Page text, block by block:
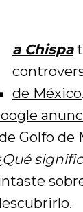
a Chispa
de México
Golfo de